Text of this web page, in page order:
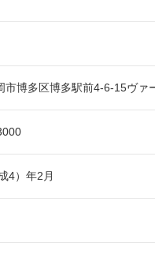
市博多区博多駅前4-6-15ヴァ
4）年2月